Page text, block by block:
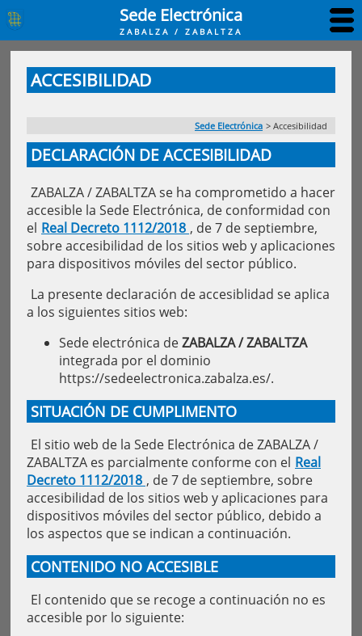
Sede Electrónica
ZABALZA / ZABALTZA
ACCESIBILIDAD
Sede Electrónica > Accesibilidad
DECLARACIÓN DE ACCESIBILIDAD
ZABALZA / ZABALTZA se ha comprometido a hacer
accesible la Sede Electrónica, de conformidad con
el Real Decreto 1112/2018 , de 7 de septiembre,
sobre accesibilidad de los sitios web y aplicaciones
para dispositivos móviles del sector público.
La presente declaración de accesiblidad se aplica
a los siguientes sitios web:
Sede electrónica deZABALZA / ZABALTZA
integrada por el dominio
https://sedeelectronica.zabalza.es/.
SITUACIÓN DE CUMPLIMENTO
El sitio web de la Sede Electrónica de ZABALZA /
ZABALTZA es parcialmente conforme con el Real
Decreto 1112/2018 , de 7 de septiembre, sobre
accesibilidad de los sitios web y aplicaciones para
dispositivos móviles del sector público, debido a
los aspectos que se indican a continuación.
CONTENIDO NO ACCESIBLE
El contenido que se recoge a continuación no es
accesible por lo siguiente: